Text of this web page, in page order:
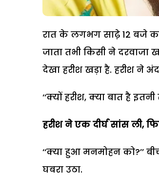
रात के लगभग साढे़ 12 बजे
जाता तभी किसी ने दरवाजा
देखा हरीश खड़ा है. हरीश ने
‘‘क्यों हरीश, क्या बात है इतनी
हरीश ने एक दीर्घ सांस ली,
‘‘क्या हुआ मनमोहन को?’’
घबरा उठा.